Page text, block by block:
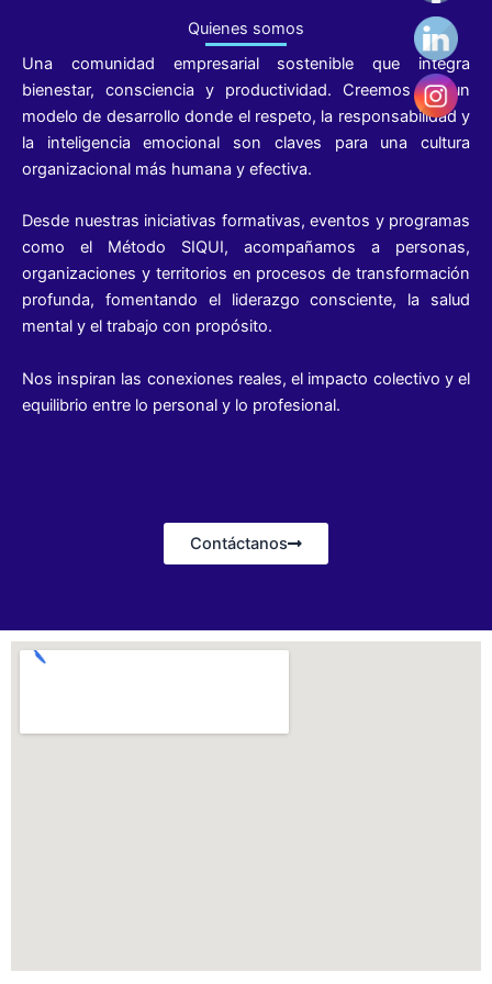
Quienes somos
Una comunidad empresarial sostenible que integra
bienestar, consciencia y productividad. Creemos en un
modelo de desarrollo donde el respeto, la responsabilidad y
la inteligencia emocional son claves para una cultura
organizacional más humana y efectiva.
Desde nuestras iniciativas formativas, eventos y programas
como el Método SIQUI, acompañamos a personas,
organizaciones y territorios en procesos de transformación
profunda, fomentando el liderazgo consciente, la salud
mental y el trabajo con propósito.
Nos inspiran las conexiones reales, el impacto colectivo y el
equilibrio entre lo personal y lo profesional.
Contáctanos